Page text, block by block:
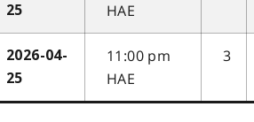
25
HAE
2026-04-
25
11:00 pm
HAE
3